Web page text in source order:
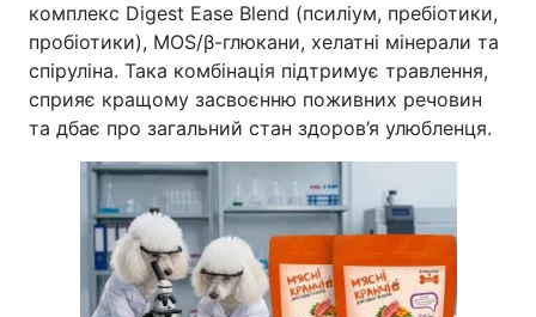
комплекс Digest Ease Blend (псиліум, пребіотики,
пробіотики), MOS/β-глюкани, хелатні мінерали та
спіруліна. Така комбінація підтримує травлення,
сприяє кращому засвоєнню поживних речовин
та дбає про загальний стан здоров’я улюбленця.